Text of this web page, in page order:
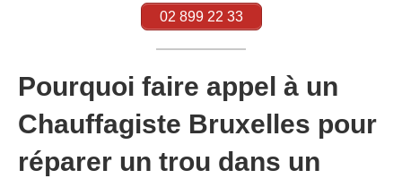
02 899 22 33
Pourquoi faire appel à un
Chauffagiste Bruxelles pour
réparer un trou dans un